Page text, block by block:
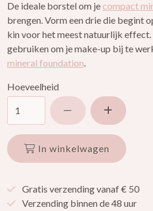
De ideale borstel om je compact
brengen. Vorm een drie die begint
kin voor het meest natuurlijk
gebruiken om je make-up bij te
mineral foundation.
Hoeveelheid
Verlaag
In winkelwagen
Gratis verzending vanaf € 50
Verzending binnen de 48 uur